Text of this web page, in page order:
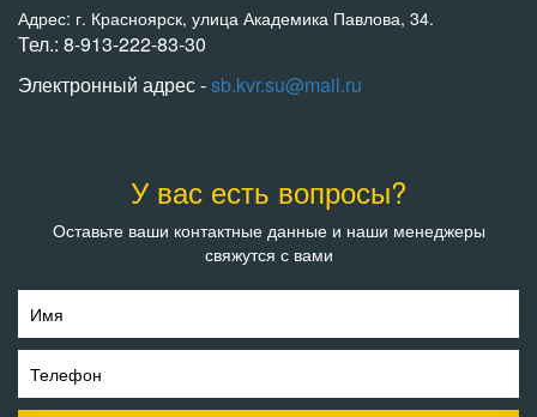
Адрес: г. Красноярск, улица Академика Павлова, 34.
Тел.: 8-913-222-83-30
Электронный адрес -sb.kvr.su@mail.ru
У вас есть вопросы?
Оставьте ваши контактные данные и наши менеджеры
свяжутся с вами
Имя
Телефон